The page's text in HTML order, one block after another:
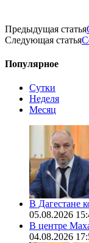
Предыдущая статья
Следующая статья
Популярное
Сутки
Неделя
Месяц
В Дагестане
05.08.2026
В центре
04.08.2026